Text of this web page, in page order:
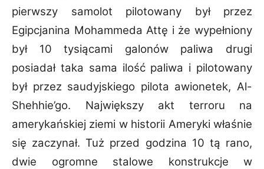
pierwszy samolot pilotowany był przez
Egipcjanina Mohammeda Attę i że wypełniony
był 10 tysiącami galonów paliwa drugi
posiadał taka sama ilość paliwa i pilotowany
był przez saudyjskiego pilota awionetek, Al-
Shehhie’go. Największy akt terroru na
amerykańskiej ziemi w historii Ameryki właśnie
się zaczynał. Tuż przed godzina 10 tą rano,
dwie
ogromne stalowe konstrukcje w